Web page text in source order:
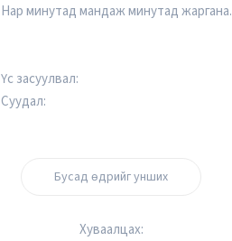
Нар минутад мандаж минутад жаргана.
Үс засуулвал:
Суудал:
Бусад өдрийг унших
Хуваалцах: